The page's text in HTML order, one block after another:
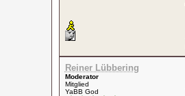
Reiner Lübbering
Moderator
Mitglied
YaBB God